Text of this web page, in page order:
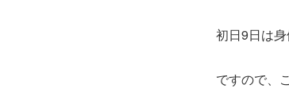
初日9日は
ですので、